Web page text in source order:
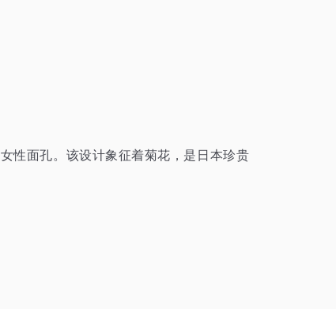
性面孔。该设计象征着菊花，是日本珍贵